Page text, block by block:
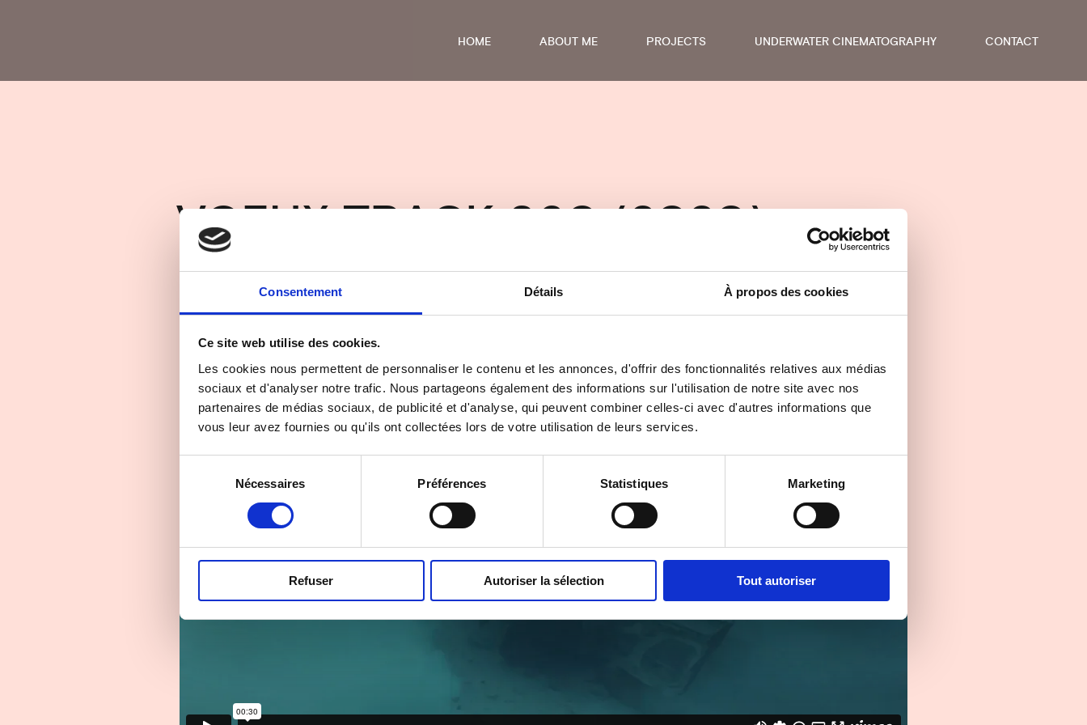
Consentement Détails À propos des cookies
Ce site web utilise des cookies.
Les cookies nous permettent de personnaliser le contenu et les annonces, d'offrir des fonctionnalités relatives aux médias
sociaux et d'analyser notre trafic. Nous partageons également des informations sur l'utilisation de notre site avec nos
partenaires de médias sociaux, de publicité et d'analyse, qui peuvent combiner celles-ci avec d'autres informations que
vous leur avez fournies ou qu'ils ont collectées lors de votre utilisation de leurs services.
consentement
Nécessaires Préférences Statistiques Marketing
Refuser Autoriser la sélection Tout autoriser
HOME ABOUT ME PROJECTS UNDERWATER CINEMATOGRAPHY CONTACT
VOEUX TRACK 360 (2020)